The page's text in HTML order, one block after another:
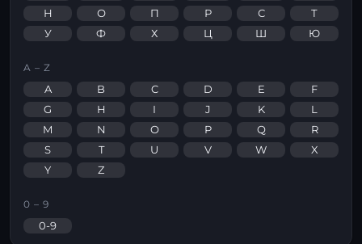
Н
О П Р С
Т
У
Ф Х Ц Ш Ю
A – Z
A B C D E
F
G
H I J K
L
M
N O P Q
R
S
T U V W
X
Y
Z
0 – 9
0-9